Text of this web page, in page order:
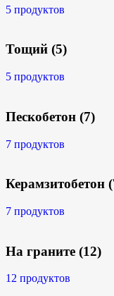
5 продуктов
Тощий (5)
5 продуктов
Пескобетон (7)
7 продуктов
Керамзитобетон
7 продуктов
На граните (12)
12 продуктов